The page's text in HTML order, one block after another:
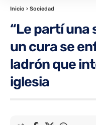
Inicio › Sociedad
“Le partí una
un cura se
ladrón que
iglesia